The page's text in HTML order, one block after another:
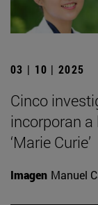
03 | 10 | 2025
Cinco
incorporan
‘Marie Curie’
Imagen Manuel